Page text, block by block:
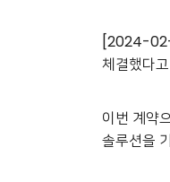
[2024-02-
체결했다
이번 계약
솔루션을